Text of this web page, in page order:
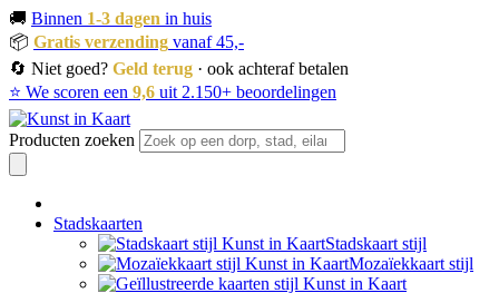
🚚 Binnen 1-3 dagen in huis
📦 Gratis verzending vanaf 45,-
🔄 Niet goed? Geld terug · ook achteraf betalen
⭐ We scoren een 9,6 uit 2.150+ beoordelingen
Producten zoeken
Stadskaarten
Stadskaart stijl
Mozaïekkaart stijl